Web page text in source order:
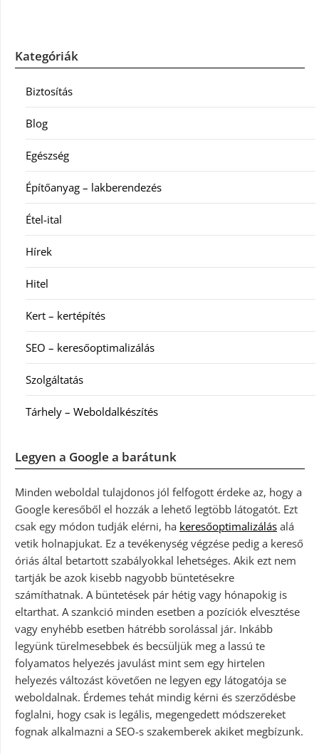
Kategóriák
Biztosítás
Blog
Egészség
Építőanyag – lakberendezés
Étel-ital
Hírek
Hitel
Kert – kertépítés
SEO – keresőoptimalizálás
Szolgáltatás
Tárhely – Weboldalkészítés
Legyen a Google a barátunk
Minden weboldal tulajdonos jól felfogott érdeke az, hogy a
Google keresőből el hozzák a lehető legtöbb látogatót. Ezt
csak egy módon tudják elérni, ha keresőoptimalizálás alá
vetik holnapjukat. Ez a tevékenység végzése pedig a kereső
óriás által betartott szabályokkal lehetséges. Akik ezt nem
tartják be azok kisebb nagyobb büntetésekre
számíthatnak. A büntetések pár hétig vagy hónapokig is
eltarthat. A szankció minden esetben a pozíciók elvesztése
vagy enyhébb esetben hátrébb sorolással jár. Inkább
legyünk türelmesebbek és becsüljük meg a lassú te
folyamatos helyezés javulást mint sem egy hirtelen
helyezés változást követően ne legyen egy látogatója se
weboldalnak. Érdemes tehát mindig kérni és szerződésbe
foglalni, hogy csak is legális, megengedett módszereket
fognak alkalmazni a SEO-s szakemberek akiket megbízunk.